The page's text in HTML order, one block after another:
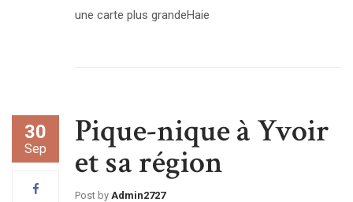
une carte plus grandeHaie
30
Sep Pique-nique à Yvoir
et sa région
Post by Admin2727